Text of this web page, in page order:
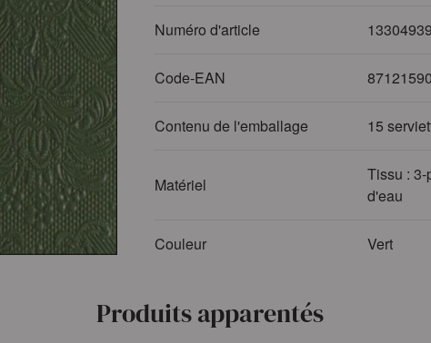
Numéro d'article 13304939
Code-EAN
Contenu de l'emballage 15
Matériel
Tissu :
d'eau
Couleur Vert
Produits apparentés